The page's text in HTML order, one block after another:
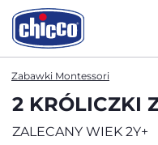
Zabawki Montessori
2 KRÓLICZKI
ZALECANY WIEK 2Y+